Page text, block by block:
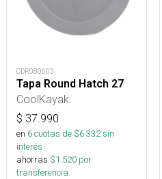
ODR080603
Tapa Round Hatch 27
CoolKayak
$ 37.990
en 6cuotas de $6.332sin
interés
ahorras $1.520 por
transferencia.